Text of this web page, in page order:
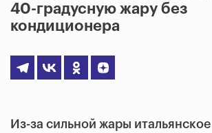
40-градусную жару без
кондиционера
Из-за сильной жары итальянское